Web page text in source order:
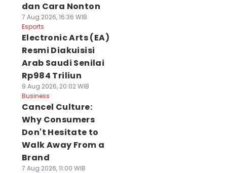
dan Cara Nonton
7 Aug 2026, 16:36 WIB
Esports
Electronic Arts (EA)
Resmi Diakuisisi
Arab Saudi Senilai
Rp984 Triliun
9 Aug 2026, 20:02 WIB
Business
Cancel Culture:
Why Consumers
Don't Hesitate to
Walk Away From a
Brand
7 Aug 2026, 11:00 WIB